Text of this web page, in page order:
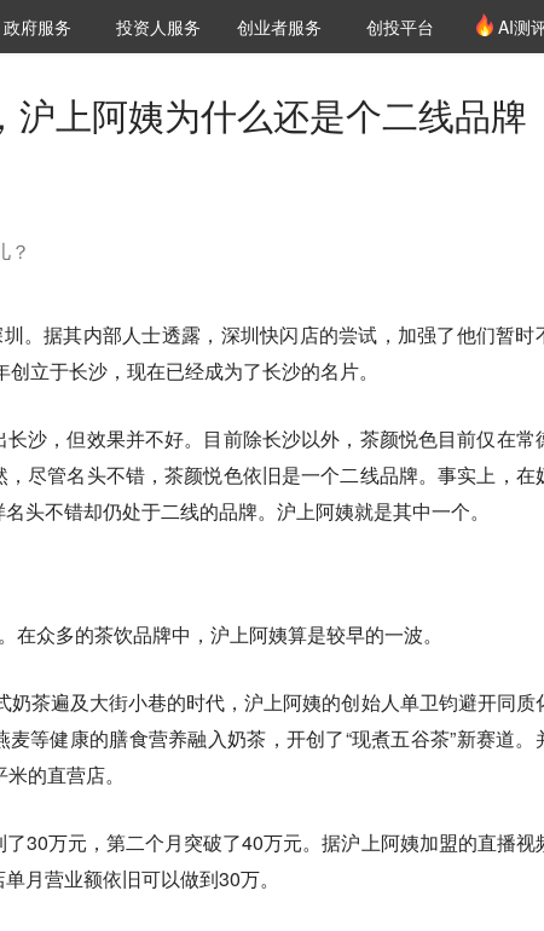
城市之窗
政府服务 VClub投资机构库
投资机构职位推介
投资人服务 创投氪堂
创业者服务 创投平台 AI测
沪上阿姨为什么还是个二线品牌
？
。据其内部人士透露，深圳快闪店的尝试，加强了他们暂时
立于长沙，现在已经成为了长沙的名片。
沙，但效果并不好。目前除长沙以外，茶颜悦色目前仅在常
尽管名头不错，茶颜悦色依旧是一个二线品牌。事实上，在
头不错却仍处于二线的品牌。沪上阿姨就是其中一个。
在众多的茶饮品牌中，沪上阿姨算是较早的一波。
奶茶遍及大街小巷的时代，沪上阿姨的创始人单卫钧避开同质
等健康的膳食营养融入奶茶，开创了“现煮五谷茶”新赛道。
的直营店。
30万元，第二个月突破了40万元。据沪上阿姨加盟的直播视
月营业额依旧可以做到30万。